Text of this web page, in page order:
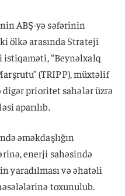
ABŞ-yə səfərinin
ölkə arasında Strateji
istiqaməti, “Beynəlxalq
(TRIPP), müxtəlif
prioritet sahələr üzrə
aparılıb.
əməkdaşlığın
enerji sahəsində
yaradılması və əhatəli
toxunulub.